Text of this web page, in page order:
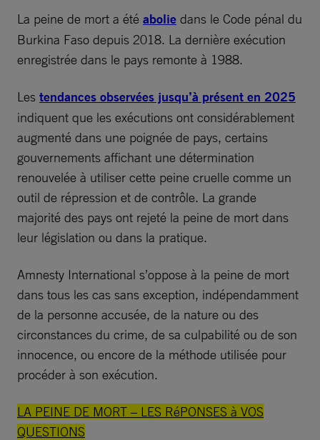
La peine de mort a été abolie dans le Code pénal du
Burkina Faso depuis 2018. La dernière exécution
enregistrée dans le pays remonte à 1988.
Les tendances observées jusqu’à présent en 2025
indiquent que les exécutions ont considérablement
augmenté dans une poignée de pays, certains
gouvernements affichant une détermination
renouvelée à utiliser cette peine cruelle comme un
outil de répression et de contrôle. La grande
majorité des pays ont rejeté la peine de mort dans
leur législation ou dans la pratique.
Amnesty International s’oppose à la peine de mort
dans tous les cas sans exception, indépendamment
de la personne accusée, de la nature ou des
circonstances du crime, de sa culpabilité ou de son
innocence, ou encore de la méthode utilisée pour
procéder à son exécution.
LA PEINE DE MORT – LES RéPONSES à VOS
QUESTIONS